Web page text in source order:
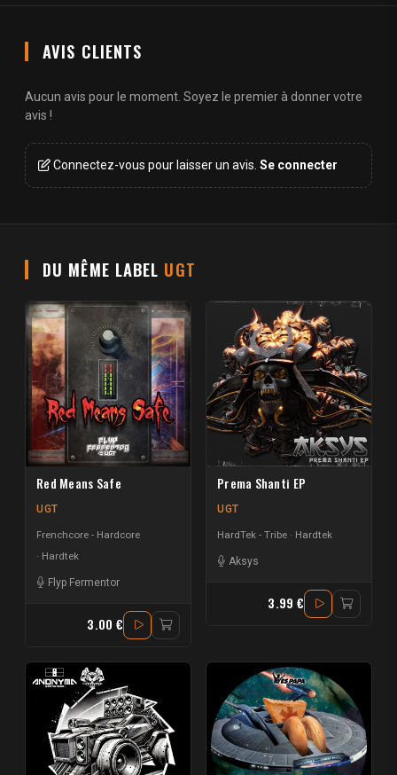
AVIS CLIENTS
Aucun avis pour le moment. Soyez le premier à donner votre
avis !
Connectez-vous pour laisser un avis. Se connecter
DU MÊME LABEL UGT
Red Means Safe
UGT
Frenchcore - Hardcore
Hardtek
Flyp Fermentor
3.00 €
Prema Shanti EP
UGT
HardTek - Tribe Hardtek
Aksys
3.99 €